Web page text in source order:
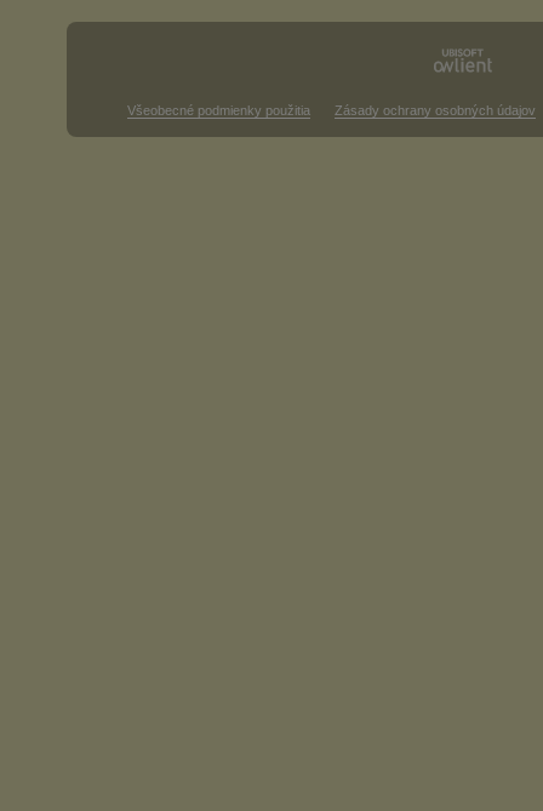
Všeobecné podmienky použitia Zásady ochrany osobných údajov